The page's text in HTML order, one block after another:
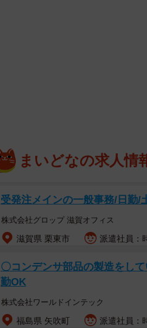
まいどなの求人情
受発注メインの一般事務/日勤/
株式会社グロップ 滋賀オフィス
滋賀県 栗東市 派遣社員：
〇コンデンサ部品の製造をし
勤OK
株式会社ワールドインテック
福島県 矢吹町 派遣社員：